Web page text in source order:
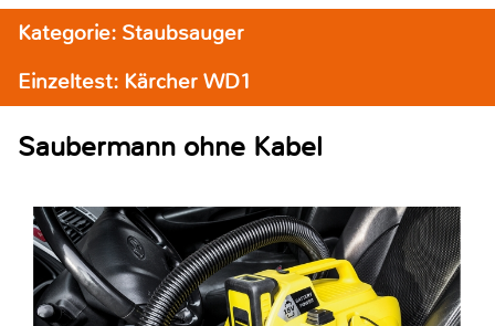
Kategorie: Staubsauger
Einzeltest: Kärcher WD1
Saubermann ohne Kabel